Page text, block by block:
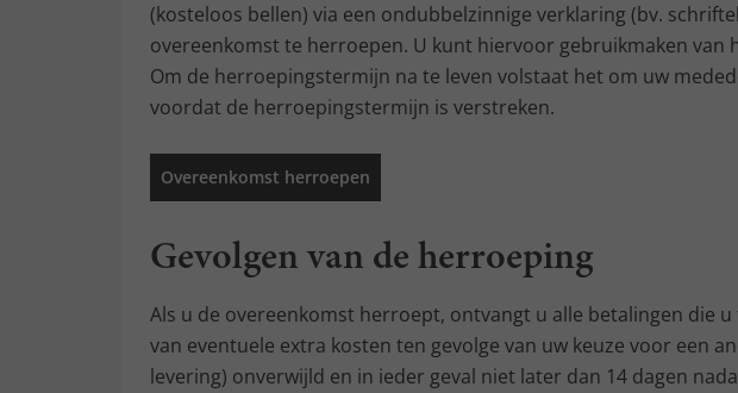
(kosteloos bellen) via een ondubbelzinnige verklaring (bv.
overeenkomst te herroepen. U kunt hiervoor gebruikmaken van
Om de herroepingstermijn na te leven volstaat het om uw
voordat de herroepingstermijn is verstreken.
Overeenkomst herroepen
Gevolgen van de herroeping
Als u de overeenkomst herroept, ontvangt u alle betalingen die
van eventuele extra kosten ten gevolge van uw keuze voor een
levering) onverwijld en in ieder geval niet later dan 14 dagen